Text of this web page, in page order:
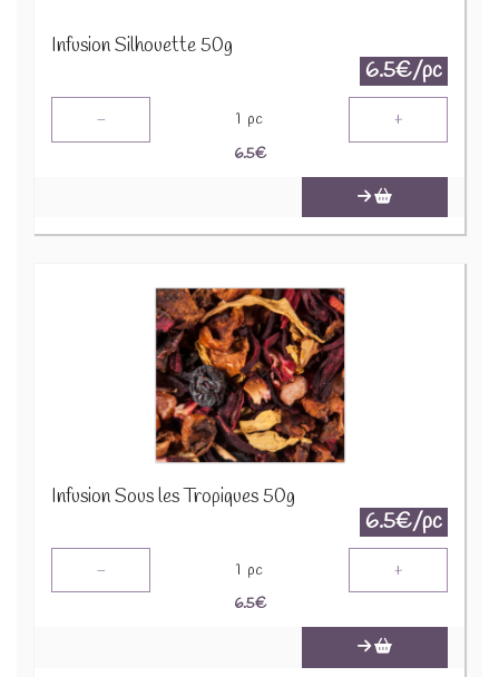
Infusion Silhouette 50g
6.5€/pc
- 1 pc +
6.5€
Infusion Sous les Tropiques 50g
6.5€/pc
- 1 pc +
6.5€